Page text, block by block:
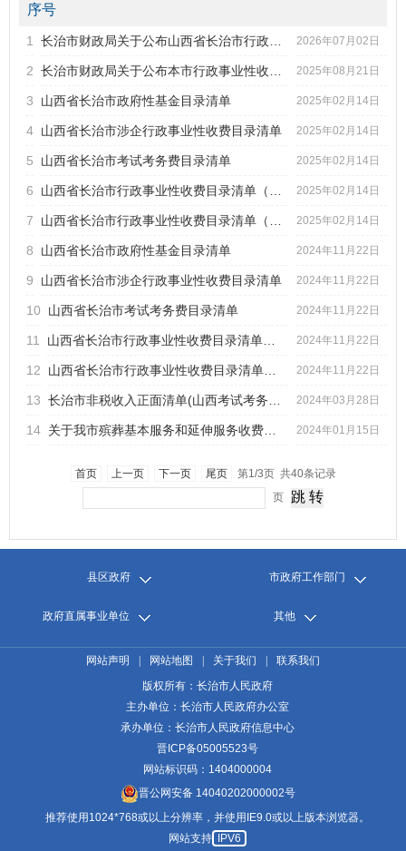
序号
标题
发文字号 发布日期
1 2026年07月02日
2 2025年08月21日
3 山西省长治市政府性基金目录清单 2025年02月14日
4 山西省长治市涉企行政事业性收费目录清单 2025年02月14日
5 山西省长治市考试考务费目录清单 2025年02月14日
6 2025年02月14日
7 2025年02月14日
8 山西省长治市政府性基金目录清单 2024年11月22日
9 山西省长治市涉企行政事业性收费目录清单 2024年11月22日
10 山西省长治市考试考务费目录清单 2024年11月22日
11 2024年11月22日
12 2024年11月22日
13 2024年03月28日
14 2024年01月15日
首页 上一页 下一页 尾页
第1/3页 共40条记录
页
县区政府 市政府工作部门
政府直属事业单位 其他
网站声明 网站地图 关于我们
联系我们
版权所有：长治市人民政府
主办单位：长治市人民政府办公室
承办单位：长治市人民政府信息中心
晋ICP备05005523号
网站标识码：1404000004
晋公网安备 14040202000002号
推荐使用1024*768或以上分辨率，并使用IE9.0或以上版本浏览器。
网站支持
IPV6